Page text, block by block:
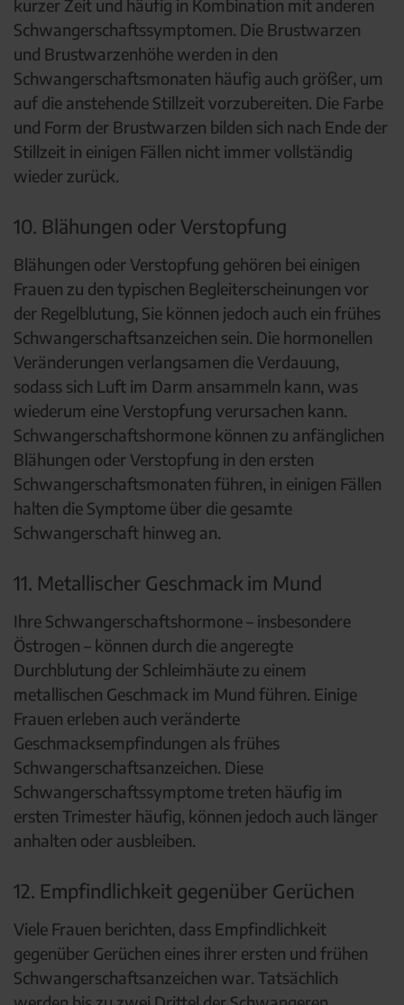
kurzer Zeit und häufig in Kombination mit anderen
Schwangerschaftssymptomen. Die Brustwarzen
und Brustwarzenhöhe werden in den
Schwangerschaftsmonaten häufig auch größer, um
auf die anstehende Stillzeit vorzubereiten. Die Farbe
und Form der Brustwarzen bilden sich nach Ende der
Stillzeit in einigen Fällen nicht immer vollständig
wieder zurück.
10. Blähungen oder Verstopfung
Blähungen oder Verstopfung gehören bei einigen
Frauen zu den typischen Begleiterscheinungen vor
der Regelblutung, Sie können jedoch auch ein frühes
Schwangerschaftsanzeichen sein. Die hormonellen
Veränderungen verlangsamen die Verdauung,
sodass sich Luft im Darm ansammeln kann, was
wiederum eine Verstopfung verursachen kann.
Schwangerschaftshormone können zu anfänglichen
Blähungen oder Verstopfung in den ersten
Schwangerschaftsmonaten führen, in einigen Fällen
halten die Symptome über die gesamte
Schwangerschaft hinweg an.
11. Metallischer Geschmack im Mund
Ihre Schwangerschaftshormone – insbesondere
Östrogen – können durch die angeregte
Durchblutung der Schleimhäute zu einem
metallischen Geschmack im Mund führen. Einige
Frauen erleben auch veränderte
Geschmacksempfindungen als frühes
Schwangerschaftsanzeichen. Diese
Schwangerschaftssymptome treten häufig im
ersten Trimester häufig, können jedoch auch länger
anhalten oder ausbleiben.
12. Empfindlichkeit gegenüber Gerüchen
Viele Frauen berichten, dass Empfindlichkeit
gegenüber Gerüchen eines ihrer ersten und frühen
Schwangerschaftsanzeichen war. Tatsächlich